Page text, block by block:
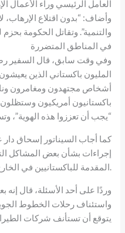
العامل الرئيسي وراء الأعمال
وأضاف: “بدون اقتلاع الإرهاب،
والتنمية”. وتقاتل الحكومة
في المناطق المتضررة
وفي وقت سابق، قال السفير
المليون باكستاني الذين
أشخاص مجتهدون ومغامرون
باكستانيون أمريكيون وستظلون
“يجب أن تعززوا هذه الهوية”،
كما أجاب السيناتور إسحاق دار
إجراءات بشأن بعض المشاكل
المقدمة للباكستانيين في الخارج.
وردًا على أحد الأسئلة، قال إنه
واستئناف رحلات الخطوط
يتوقع أن تستأنف شركات